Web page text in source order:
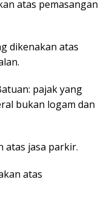
atas pemasangan
dikenakan atas
pajak yang
bukan logam dan
atas jasa parkir.
atas